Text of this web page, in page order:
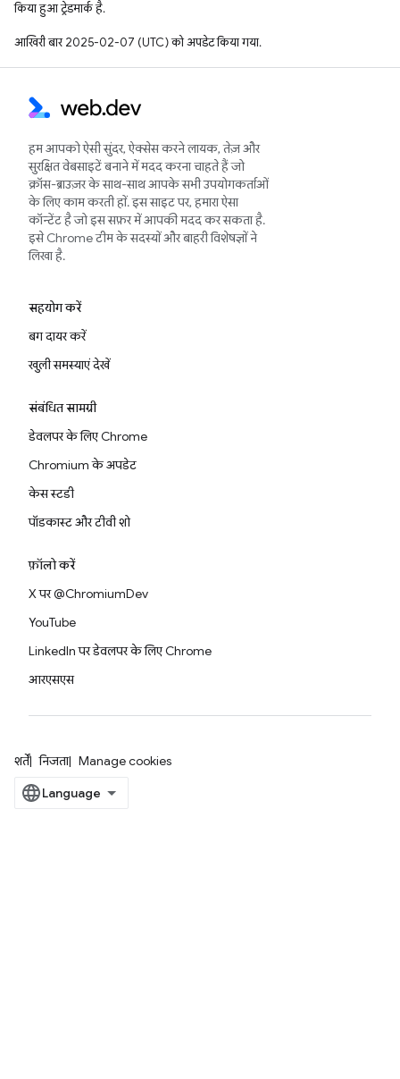
किया हुआ ट्रेडमार्क है.
आखिरी बार 2025-02-07 (UTC) को अपडेट किया गया.
हम आपको ऐसी सुंदर, ऐक्सेस करने लायक, तेज़ और
सुरक्षित वेबसाइटें बनाने में मदद करना चाहते हैं जो
क्रॉस-ब्राउज़र के साथ-साथ आपके सभी उपयोगकर्ताओं
के लिए काम करती हों. इस साइट पर, हमारा ऐसा
कॉन्टेंट है जो इस सफ़र में आपकी मदद कर सकता है.
इसे Chrome टीम के सदस्यों और बाहरी विशेषज्ञों ने
लिखा है.
सहयोग करें
बग दायर करें
खुली समस्याएं देखें
संबंधित सामग्री
डेवलपर के लिए Chrome
Chromium के अपडेट
केस स्टडी
पॉडकास्ट और टीवी शो
फ़ॉलो करें
X पर @ChromiumDev
YouTube
LinkedIn पर डेवलपर के लिए Chrome
आरएसएस
शर्तें निजता Manage cookies